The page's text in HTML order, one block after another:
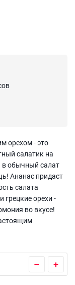
орехом - это
салатик на
в обычный салат
Ананас придаст
салата
грецкие орехи -
во вкусе!
– +